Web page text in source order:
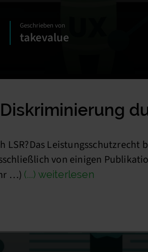
Geschrieben von
takevalue
LSR?Das
von einigen
…) (...) weiterlesen